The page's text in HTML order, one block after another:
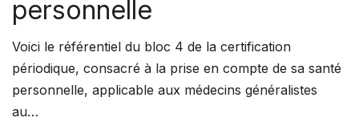
personnelle
Voici le référentiel du bloc 4 de la certification
périodique, consacré à la prise en compte de sa santé
personnelle, applicable aux médecins généralistes
au…